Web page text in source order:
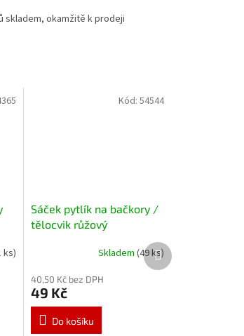
skladem, okamžitě k prodeji
ks)
Sáček pytlík na bačkory /
tělocvik růžový
Skladem (49 ks)
40,50 Kč bez DPH
49 Kč
Do košíku
Kód: 54544
Další
produkt